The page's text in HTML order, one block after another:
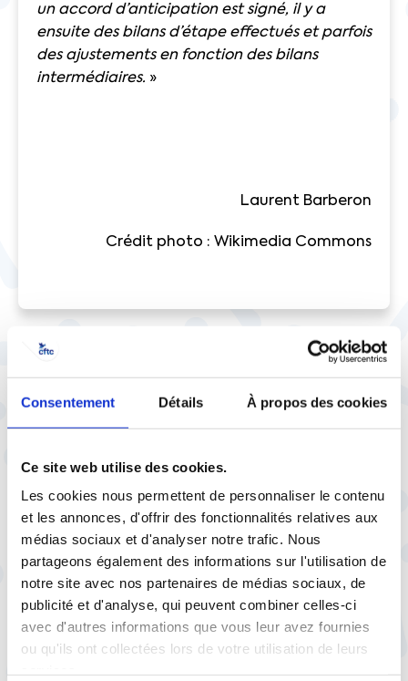
Consentement Détails À propos des cookies
Ce site web utilise des cookies.
Les cookies nous permettent de personnaliser le contenu
et les annonces, d'offrir des fonctionnalités relatives aux
médias sociaux et d'analyser notre trafic. Nous
partageons également des informations sur l'utilisation de
notre site avec nos partenaires de médias sociaux, de
publicité et d'analyse, qui peuvent combiner celles-ci
avec d'autres informations que vous leur avez fournies
ou qu'ils ont collectées lors de votre utilisation de leurs
un accord d’anticipation est signé, il y a
ensuite des bilans d’étape effectués et parfois
des ajustements en fonction des bilans
intermédiaires. »
Laurent Barberon
Crédit photo : Wikimedia Commons
À lire aussi
29 juillet | Social Vie pratique
Quand syndicalisme et service
public font voyager le pouvoir
d'achat